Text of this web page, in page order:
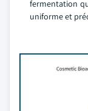
fermentation
uniforme et